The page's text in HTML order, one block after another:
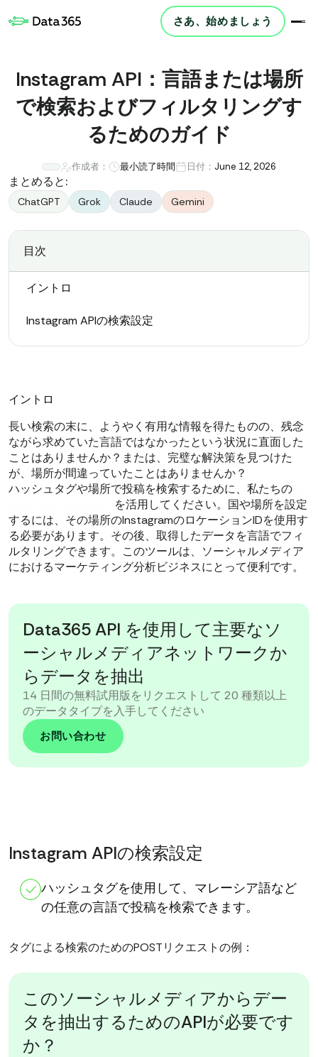
さあ、始めましょう
Instagram API：言語または場所
で検索およびフィルタリングす
るためのガイド
作成者： 最小読了時間 日付： June 12, 2026
まとめると:
ChatGPT Grok Claude Gemini
目次
イントロ
Instagram APIの検索設定
イントロ
長い検索の末に、ようやく有用な情報を得たものの、残念
ながら求めていた言語ではなかったという状況に直面した
ことはありませんか？または、完璧な解決策を見つけた
が、場所が間違っていたことはありませんか？
ハッシュタグや場所で投稿を検索するために、私たちの
を活用してください。国や場所を設定
するには、その場所のInstagramのロケーションIDを使用す
る必要があります。その後、取得したデータを言語でフィ
ルタリングできます。このツールは、ソーシャルメディア
におけるマーケティング分析ビジネスにとって便利です。
Data365 API を使用して主要なソ
ーシャルメディアネットワークか
らデータを抽出
14 日間の無料試用版をリクエストして 20 種類以上
のデータタイプを入手してください
お問い合わせ
Instagram APIの検索設定
ハッシュタグを使用して、マレーシア語など
の任意の言語で投稿を検索できます。
タグによる検索のためのPOSTリクエストの例：
このソーシャルメディアからデー
タを抽出するためのAPIが必要です
か？